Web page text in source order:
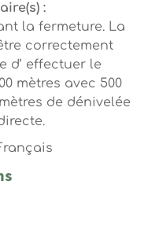
:
la fermeture. La
correctement
d’ effectuer le
mètres avec 500
de dénivelée